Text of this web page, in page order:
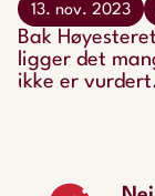
13. nov. 2023
Bak
ligger det
ikke er